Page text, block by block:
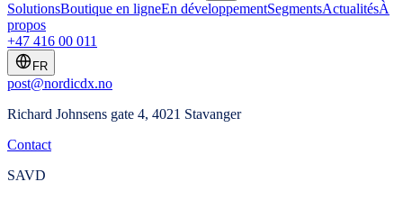
SolutionsBoutique en ligneEn développementSegmentsActualitésÀ
propos
+47 416 00 011
FR
post@nordicdx.no
Richard Johnsens gate 4, 4021 Stavanger
Contact
SAVD